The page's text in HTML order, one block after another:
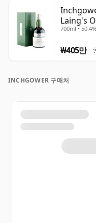
Laing's
700ml • 50.4%
₩405만 ?
INCHGOWER 구매처